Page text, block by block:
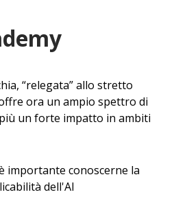
“relegata” allo stretto
ora un ampio spettro di
un forte impatto in ambiti
importante conoscerne la
dell'AI